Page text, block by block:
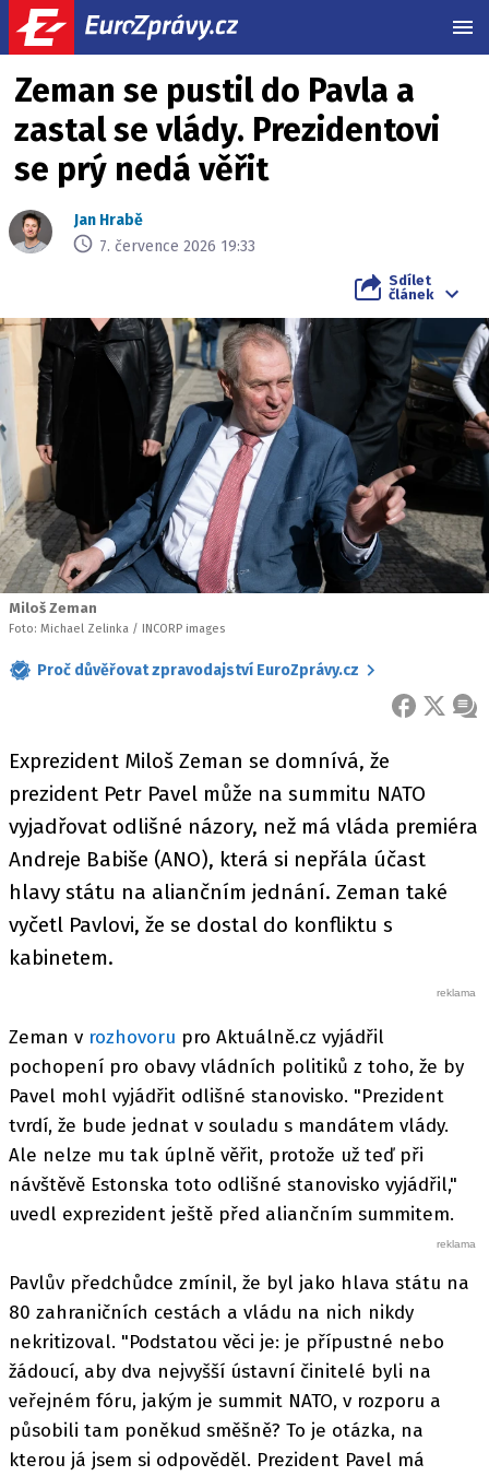
Zeman se pustil do Pavla a
zastal se vlády. Prezidentovi
se prý nedá věřit
Jan Hrabě
7. července 2026 19:33
Sdílet
článek
Miloš Zeman
Foto: Michael Zelinka / INCORP images
Proč důvěřovat zpravodajství EuroZprávy.cz
FACEBOOK
X
Exprezident Miloš Zeman se domnívá, že
prezident Petr Pavel může na summitu NATO
vyjadřovat odlišné názory, než má vláda premiéra
Andreje Babiše (ANO), která si nepřála účast
hlavy státu na aliančním jednání. Zeman také
vyčetl Pavlovi, že se dostal do konfliktu s
kabinetem.
Zeman v rozhovoru pro Aktuálně.cz vyjádřil
pochopení pro obavy vládních politiků z toho, že by
Pavel mohl vyjádřit odlišné stanovisko. "Prezident
tvrdí, že bude jednat v souladu s mandátem vlády.
Ale nelze mu tak úplně věřit, protože už teď při
návštěvě Estonska toto odlišné stanovisko vyjádřil,"
uvedl exprezident ještě před aliančním summitem.
Pavlův předchůdce zmínil, že byl jako hlava státu na
80 zahraničních cestách a vládu na nich nikdy
nekritizoval. "Podstatou věci je: je přípustné nebo
žádoucí, aby dva nejvyšší ústavní činitelé byli na
veřejném fóru, jakým je summit NATO, v rozporu a
působili tam poněkud směšně? To je otázka, na
kterou já jsem si odpověděl. Prezident Pavel má